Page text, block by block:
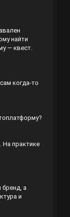
найти
— квест.
когда-то
На практике
а
и